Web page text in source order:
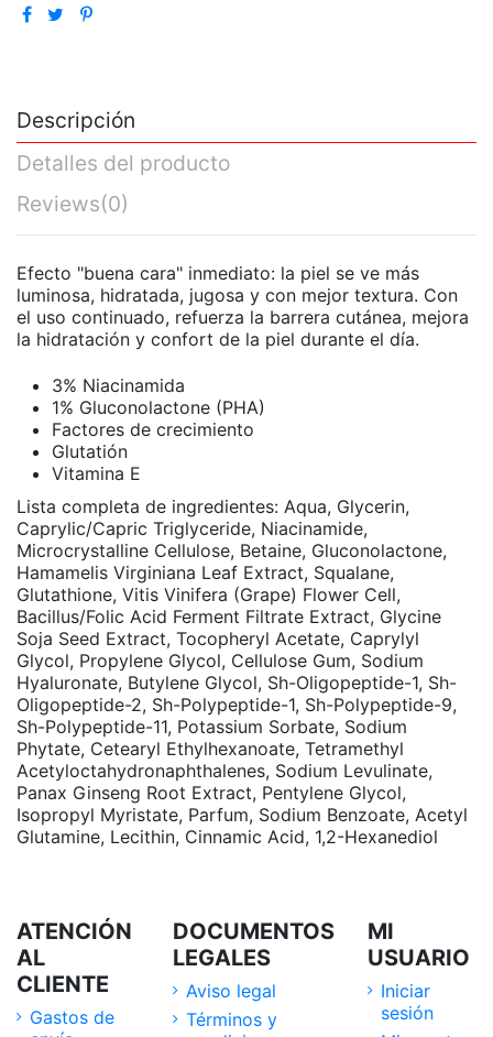
Descripción
Detalles del producto
Reviews(0)
Efecto "buena cara" inmediato: la piel se ve más
luminosa, hidratada, jugosa y con mejor textura. Con
el uso continuado, refuerza la barrera cutánea, mejora
la hidratación y confort de la piel durante el día.
3% Niacinamida
1% Gluconolactone (PHA)
Factores de crecimiento
Glutatión
Vitamina E
Lista completa de ingredientes: Aqua, Glycerin,
Caprylic/Capric Triglyceride, Niacinamide,
Microcrystalline Cellulose, Betaine, Gluconolactone,
Hamamelis Virginiana Leaf Extract, Squalane,
Glutathione, Vitis Vinifera (Grape) Flower Cell,
Bacillus/Folic Acid Ferment Filtrate Extract, Glycine
Soja Seed Extract, Tocopheryl Acetate, Caprylyl
Glycol, Propylene Glycol, Cellulose Gum, Sodium
Hyaluronate, Butylene Glycol, Sh-Oligopeptide-1, Sh-
Oligopeptide-2, Sh-Polypeptide-1, Sh-Polypeptide-9,
Sh-Polypeptide-11, Potassium Sorbate, Sodium
Phytate, Cetearyl Ethylhexanoate, Tetramethyl
Acetyloctahydronaphthalenes, Sodium Levulinate,
Panax Ginseng Root Extract, Pentylene Glycol,
Isopropyl Myristate, Parfum, Sodium Benzoate, Acetyl
Glutamine, Lecithin, Cinnamic Acid, 1,2-Hexanediol
ATENCIÓN
AL
CLIENTE
Gastos de
DOCUMENTOS
LEGALES
Aviso legal
Términos y
MI
USUARIO
Iniciar
sesión